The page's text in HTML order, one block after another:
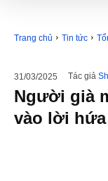
Trang chủ Tin tức
31/03/2025 Tác giả
Người già
vào lời